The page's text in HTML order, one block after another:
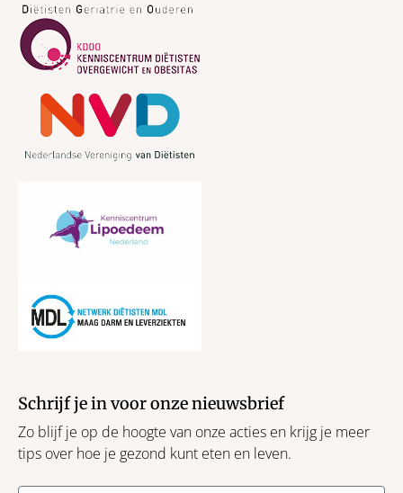
Schrijf je in voor onze nieuwsbrief
Zo blijf je op de hoogte van onze acties en krijg je meer
tips over hoe je gezond kunt eten en leven.